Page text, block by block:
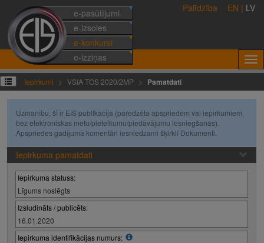
e-pasūtījumi
e-izsoles
e-konkursi
e-izziņas
Palīdzība EN | LV
Iepirkumi VSIA TOS 2020/2MP Pamatdati
Uzmanību, šī ir EIS publikācija (paredzēta apspriedēm vai iepirkumiem
bez elektroniskas metu/pieteikumu/piedāvājumu iesniegšanas).
Apspriedes gadījumā komentāri iesniedzami šķirklī Dokumenti.
Iepirkuma pamatdati
Iepirkuma statuss:
Līgums noslēgts
Izsludināts / publicēts:
16.01.2020
Iepirkuma identifikācijas numurs: